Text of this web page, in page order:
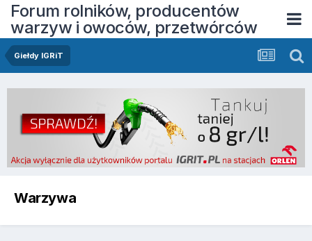
Forum rolników, producentów
warzyw i owoców, przetwórców
Giełdy IGRiT
Warzywa